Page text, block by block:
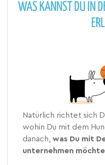
WAS KANNST DU IN
Natürlich richtet sich
wohin Du mit dem
danach, was Du mit
unternehmen